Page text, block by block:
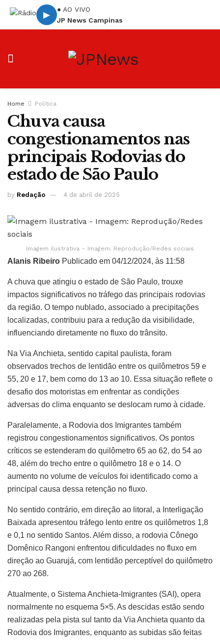
▶
● AO VIVO
JP News Campinas
Home Política
Chuva causa
congestionamentos nas
principais Rodovias do
estado de São Paulo
by Redação 4 de abril de 2025
Imagem ilustrativa – Imagem: Reprodução/Redes sociais
Alanis Ribeiro Publicado em 04/12/2024, às 11:58
A chuva que atingiu o estado de São Paulo, trouxe
impactos significativos no tráfego das principais rodovias
da região. O tempo nublado, associado a precipitações
localizadas, contribuiu para a redução da visibilidade,
influenciando diretamente no fluxo do trânsito.
Na Via Anchieta, sentido capital paulista, foram
observados trechos de lentidão entre os quilômetros 59 e
55, 20 e 17, bem como do 13 ao 10. Essa situação reflete o
desafio dos motoristas em enfrentar as condições
adversas do clima enquanto se deslocam rumo à cidade.
Paralelamente, a Rodovia dos Imigrantes também
registrou congestionamentos significativos. Os pontos
críticos se estenderam do quilômetro 65 ao 62, do 54 ao
48, além do trecho entre o quilômetro 18 e o 14. O
aumento no volume de veículos foi identificado como a
principal causa dessa retenção no fluxo.
No sentido contrário, em direção ao litoral, a Interligação
Baixada apresentou tráfego lento entre os quilômetros 1,8
e 0,1 no sentido Santos. Além disso, a rodovia Cônego
Domênico Rangoni enfrentou dificuldades no fluxo em
direção ao Guarujá, com lentidão perceptível do quilômetro
270 ao 268.
Atualmente, o Sistema Anchieta-Imigrantes (SAI), opera
normalmente no esquema 5×5. As descidas estão sendo
realizadas pela pista sul tanto da Via Anchieta quanto da
Rodovia dos Imigrantes, enquanto as subidas são feitas